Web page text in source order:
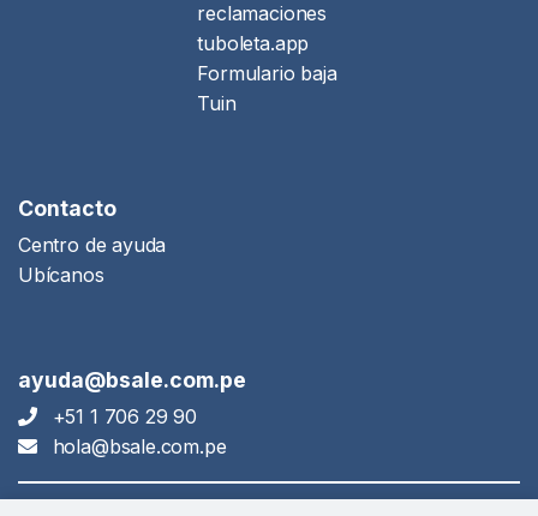
reclamaciones
tuboleta.app
Formulario baja
Tuin
Contacto
Centro de ayuda
Ubícanos
ayuda@bsale.com.pe
+51 1 706 29 90
hola@bsale.com.pe